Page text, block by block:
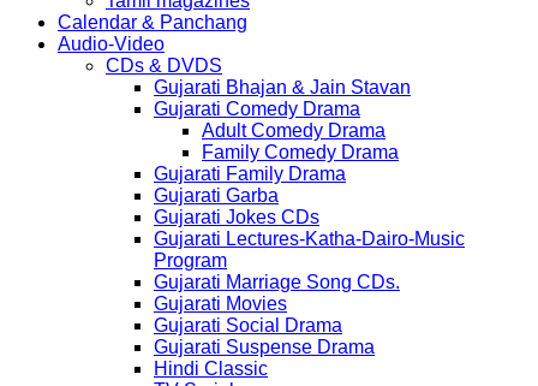
Calendar & Panchang
Audio-Video
CDs & DVDS
Gujarati Bhajan & Jain Stavan
Gujarati Comedy Drama
Adult Comedy Drama
Family Comedy Drama
Gujarati Family Drama
Gujarati Garba
Gujarati Jokes CDs
Gujarati Lectures-Katha-Dairo-Music
Program
Gujarati Marriage Song CDs.
Gujarati Movies
Gujarati Social Drama
Gujarati Suspense Drama
Hindi Classic